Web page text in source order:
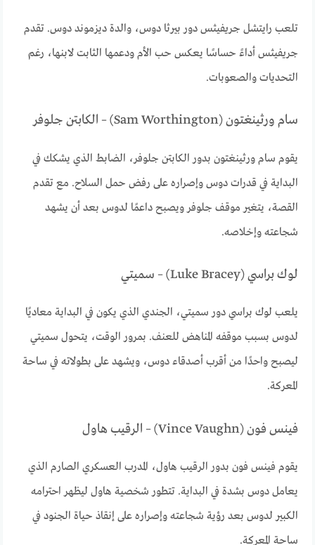
تلعب رايتشل جريفيثس دور بيرثا دوس، والدة ديزموند دوس. تقدم
جريفيثس أداءً حساسًا يعكس حب الأم ودعمها الثابت لابنها، رغم
التحديات والصعوبات.
سام ورثينغتون (Sam Worthington) – الكابتن جلوفر
يقوم سام ورثينغتون بدور الكابتن جلوفر، الضابط الذي يشكك في
البداية في قدرات دوس وإصراره على رفض حمل السلاح. مع تقدم
القصة، يتغير موقف جلوفر ويصبح داعمًا لدوس بعد أن يشهد
شجاعته وإخلاصه.
لوك براسي (Luke Bracey) – سميتي
يلعب لوك براسي دور سميتي، الجندي الذي يكون في البداية معاديًا
لدوس بسبب موقفه المناهض للعنف. بمرور الوقت، يتحول سميتي
ليصبح واحدًا من أقرب أصدقاء دوس، ويشهد على بطولاته في ساحة
المعركة.
فينس فون (Vince Vaughn) – الرقيب هاول
يقوم فينس فون بدور الرقيب هاول، المدرب العسكري الصارم الذي
يعامل دوس بشدة في البداية. تتطور شخصية هاول ليظهر احترامه
الكبير لدوس بعد رؤية شجاعته وإصراره على إنقاذ حياة الجنود في
ساحة المعركة.